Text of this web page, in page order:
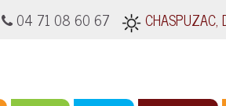
04 71 08 60 67